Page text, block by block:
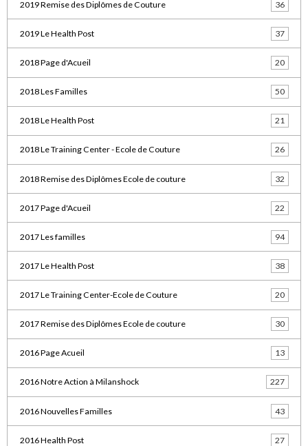
2019 Remise des Diplômes de Couture 36
2019 Le Health Post 37
2018 Page d'Acueil 20
2018 Les Familles 50
2018 Le Health Post 21
2018 Le Training Center - Ecole de Couture 26
2018 Remise des Diplômes Ecole de couture 32
2017 Page d'Acueil 22
2017 Les familles 94
2017 Le Health Post 38
2017 Le Training Center-Ecole de Couture 20
2017 Remise des Diplômes Ecole de couture 30
2016 Page Acueil 13
2016 Notre Action à Milanshock 227
2016 Nouvelles Familles 43
2016 Health Post 27